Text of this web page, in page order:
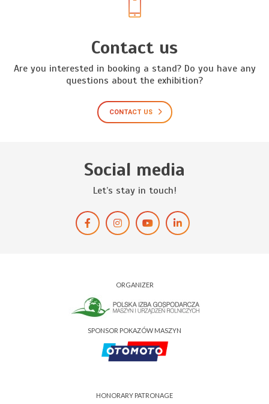
Contact us
Are you interested in booking a stand? Do you have any
questions about the exhibition?
CONTACT US
Social media
Let’s stay in touch!
ORGANIZER
SPONSOR POKAZÓW MASZYN
HONORARY PATRONAGE